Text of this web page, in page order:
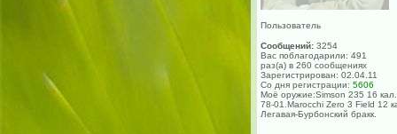
Пользователь
Сообщений: 3254
Вас поблагодарили: 491
раз(а) в 260 сообщениях
Зарегистрирован: 02.04.11
Со дня регистрации: 5606
Моё оружие:Simson 235 16
78-01.Marocchi Zero 3 Field 12
Легавая-Бурбонский бракк.